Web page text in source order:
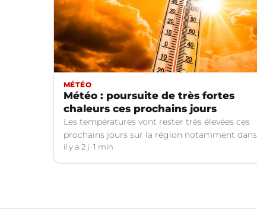
MÉTÉO
Météo : poursuite de très fortes
chaleurs ces prochains jours
Les températures vont rester très élevées ces
prochains jours sur la région notamment dans
le Languedoc.
il y a 2 j 1 min